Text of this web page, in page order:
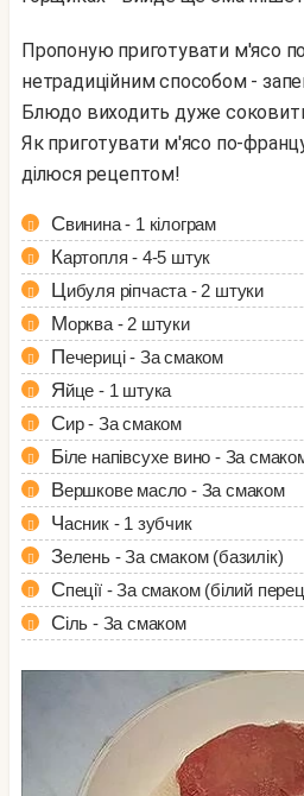
Пропоную приготувати м'ясо по-французьки
нетрадиційним способом -
Блюдо виходить дуже
Як приготувати м'ясо по-
ділюся рецептом!
Свинина - 1 кілограм
Картопля - 4-5 штук
Цибуля ріпчаста - 2 штуки
Морква - 2 штуки
Печериці - За смаком
Яйце - 1 штука
Сир - За смаком
Біле напівсухе вино - За
Вершкове масло - За смаком
Часник - 1 зубчик
Зелень - За смаком (базилік)
Спеції - За смаком (білий
Сіль - За смаком